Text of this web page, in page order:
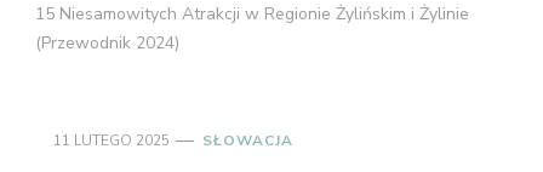
15 Niesamowitych Atrakcji w Regionie Żylińskim i Żylinie
(Przewodnik 2024)
11 LUTEGO 2025 SŁOWACJA